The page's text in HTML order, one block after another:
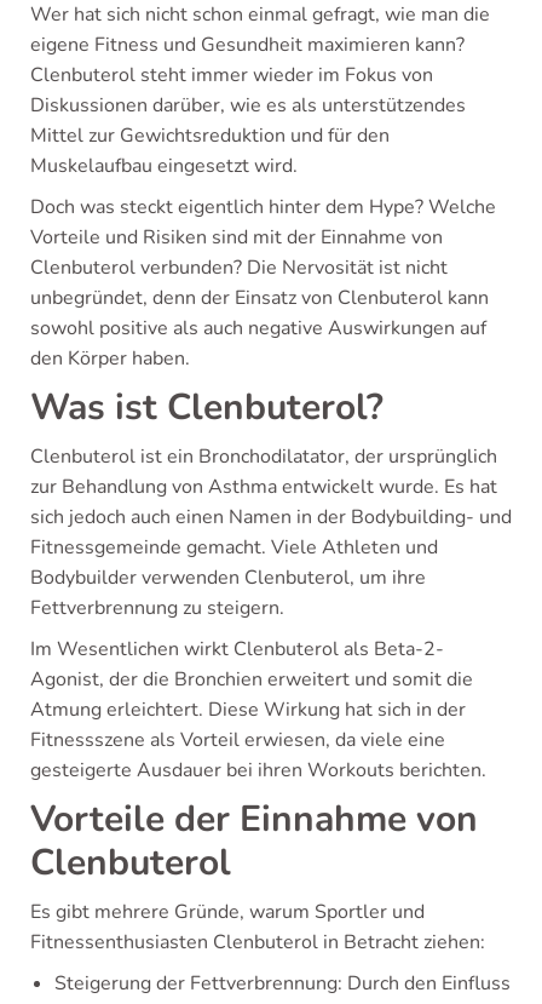
Wer hat sich nicht schon einmal gefragt, wie man die
eigene Fitness und Gesundheit maximieren kann?
Clenbuterol steht immer wieder im Fokus von
Diskussionen darüber, wie es als unterstützendes
Mittel zur Gewichtsreduktion und für den
Muskelaufbau eingesetzt wird.
Doch was steckt eigentlich hinter dem Hype? Welche
Vorteile und Risiken sind mit der Einnahme von
Clenbuterol verbunden? Die Nervosität ist nicht
unbegründet, denn der Einsatz von Clenbuterol kann
sowohl positive als auch negative Auswirkungen auf
den Körper haben.
Was ist Clenbuterol?
Clenbuterol ist ein Bronchodilatator, der ursprünglich
zur Behandlung von Asthma entwickelt wurde. Es hat
sich jedoch auch einen Namen in der Bodybuilding- und
Fitnessgemeinde gemacht. Viele Athleten und
Bodybuilder verwenden Clenbuterol, um ihre
Fettverbrennung zu steigern.
Im Wesentlichen wirkt Clenbuterol als Beta-2-
Agonist, der die Bronchien erweitert und somit die
Atmung erleichtert. Diese Wirkung hat sich in der
Fitnessszene als Vorteil erwiesen, da viele eine
gesteigerte Ausdauer bei ihren Workouts berichten.
Vorteile der Einnahme von
Clenbuterol
Es gibt mehrere Gründe, warum Sportler und
Fitnessenthusiasten Clenbuterol in Betracht ziehen:
Steigerung der Fettverbrennung: Durch den Einfluss